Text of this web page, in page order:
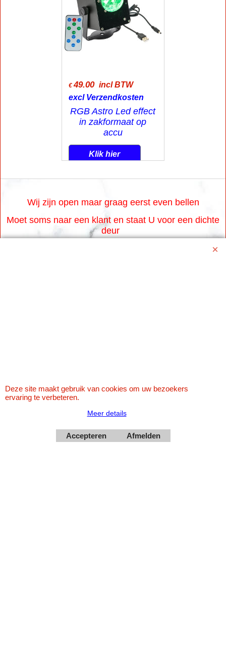
€ 49.00 incl BTW
excl Verzendkosten
RGB Astro Led effect
in zakformaat op
accu
Klik hier
Wij zijn open maar graag eerst even bellen
Moet soms naar een klant en staat U voor een dichte
deur
Deze site maakt gebruik van cookies om uw bezoekers
ervaring te verbeteren.
Meer details
Accepteren Afmelden